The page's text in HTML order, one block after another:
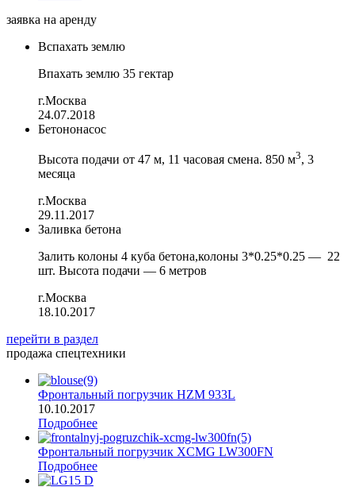
заявка на аренду
Вспахать землю
Впахать землю 35 гектар
г.Москва
24.07.2018
Бетононасос
Высота подачи от 47 м, 11 часовая смена. 850 м3, 3
месяца
г.Москва
29.11.2017
Заливка бетона
Залить колоны 4 куба бетона,колоны 3*0.25*0.25 — 22
шт. Высота подачи — 6 метров
г.Москва
18.10.2017
перейти в раздел
продажа спецтехники
Фронтальный погрузчик HZM 933L
10.10.2017
Подробнее
Фронтальный погрузчик XCMG LW300FN
Подробнее